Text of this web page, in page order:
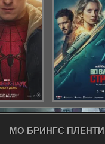
МО БРИНГС ПЛЕНТИ